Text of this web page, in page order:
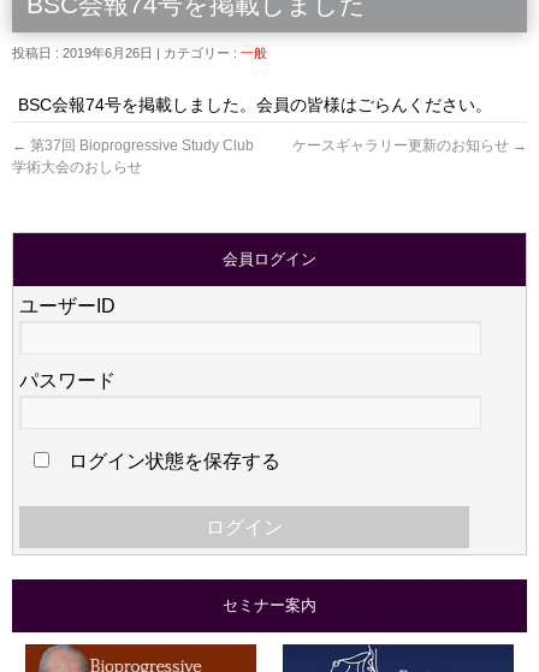
投稿日 : 2019年6月26日 カテゴリー : 一般
BSC会報74号を掲載しました。会員の皆様はごらんください。
← 第37回 Bioprogressive Study Club
学術大会のおしらせ
ケースギャラリー更新のお知らせ →
会員ログイン
ユーザーID
パスワード
ログイン状態を保存する
セミナー案内